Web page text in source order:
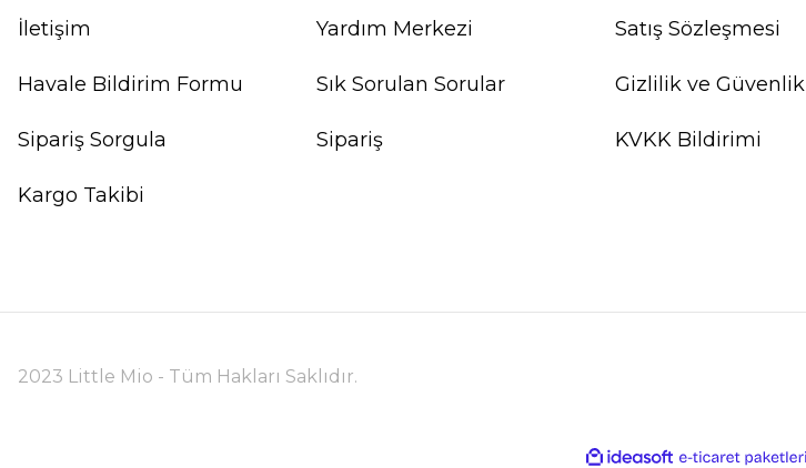
İletişim
Havale Bildirim Formu
Sipariş Sorgula
Kargo Takibi
Yardım Merkezi
Sık Sorulan Sorular
Sipariş
Satış Sözleşmesi
Gizlilik ve Güvenlik
KVKK Bildirimi
2023 Little Mio - Tüm Hakları Saklıdır.
ideasoft